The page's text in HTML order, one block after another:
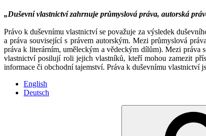
„Duševní vlastnictví zahrnuje průmyslová práva, autorská
Právo k duševnímu vlastnictví se považuje za výsledek
a práva související s právem autorským. Mezi průmyslová
práva k literárním, uměleckým a vědeckým dílům). Mezi práva
vlastnictví posilují roli jejich vlastníků, kteří mohou zamezit
informace či obchodní tajemství. Práva k duševnímu vlastnictví
English
Deutsch